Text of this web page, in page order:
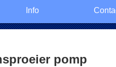
Info
pomp